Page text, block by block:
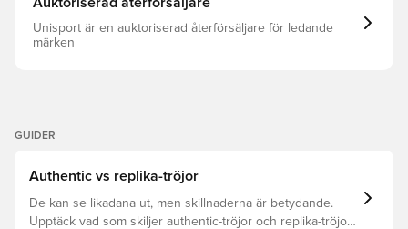
material CLIMACOOL-teknik
Unisport är en auktoriserad återförsäljare för ledande
märken
GUIDER
Authentic vs replika-tröjor
De kan se likadana ut, men skillnaderna är betydande.
Upptäck vad som skiljer authentic-tröjor och replika-tröjor